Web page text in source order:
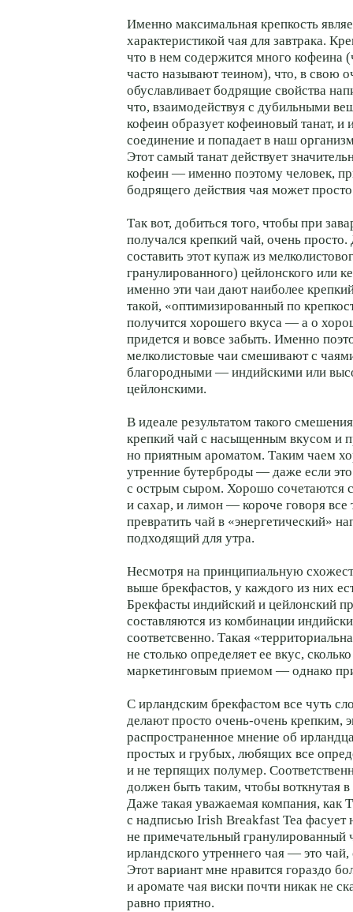
Именно максимальная крепкость
характеристикой чая для завтрака.
что в нем содержится много кофеина
часто называют теином), что, в свою
обуславливает бодрящие свойства
что, взаимодействуя с дубильными
кофеин образует кофеиновый танат, и
соединение и попадает в наш
Этот самый танат действует
кофеин — именно поэтому человек,
бодрящего действия чая может
Так вот, добиться того, чтобы при
получался крепкий чай, очень просто.
составить этот купаж из
гранулированного) цейлонского или
именно эти чаи дают наиболее
такой, «оптимизированный по
получится хорошего вкуса — а о
придется и вовсе забыть. Именно
мелколистовые чаи смешивают с
благородными — индийскими или
цейлонскими.
В идеале результатом такого
крепкий чай с насыщенным вкусом и
но приятным ароматом. Таким чаем
утренние бутерброды — даже если
с острым сыром. Хорошо сочетаются
и сахар, и лимон — короче говоря все
превратить чай в «энергетический»
подходящий для утра.
Несмотря на принципиальную
выше брекфастов, у каждого из них
Брекфасты индийский и цейлонский
составляются из комбинации
соответсвенно. Такая
не столько определяет ее вкус,
маркетинговым приемом — однако
С ирландским брекфастом все чуть
делают просто очень-очень крепким,
распространенное мнение об
простых и грубых, любящих все
и не терпящих полумер.
должен быть таким, чтобы воткнутая в
Даже такая уважаемая компания, как
с надписью Irish Breakfast Tea фасует
не примечательный гранулированный
ирландского утреннего чая — это
Этот вариант мне нравится гораздо
и аромате чая виски почти никак не
равно приятно.